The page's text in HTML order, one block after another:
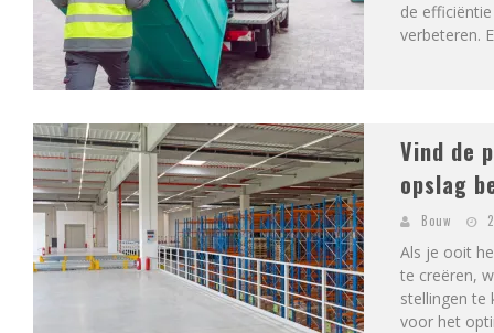
de
verbeteren.
Vind de
opslag
Bouw
Als je ooit
te creëren,
stellingen te
voor het